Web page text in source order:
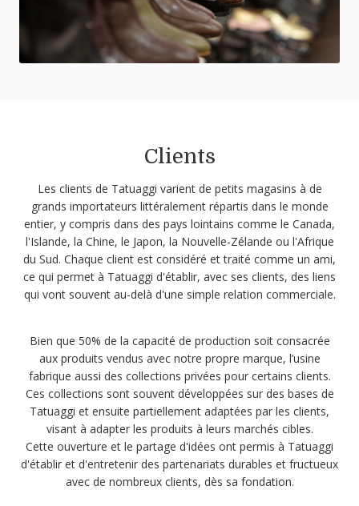
Clients
Les clients de Tatuaggi varient de petits magasins à de
grands importateurs littéralement répartis dans le monde
entier, y compris dans des pays lointains comme le Canada,
l'Islande, la Chine, le Japon, la Nouvelle-Zélande ou l'Afrique
du Sud. Chaque client est considéré et traité comme un ami,
ce qui permet à Tatuaggi d'établir, avec ses clients, des liens
qui vont souvent au-delà d'une simple relation commerciale.
Bien que 50% de la capacité de production soit consacrée
aux produits vendus avec notre propre marque, l’usine
fabrique aussi des collections privées pour certains clients.
Ces collections sont souvent développées sur des bases de
Tatuaggi et ensuite partiellement adaptées par les clients,
visant à adapter les produits à leurs marchés cibles.
Cette ouverture et le partage d'idées ont permis à Tatuaggi
d'établir et d'entretenir des partenariats durables et fructueux
avec de nombreux clients, dès sa fondation.